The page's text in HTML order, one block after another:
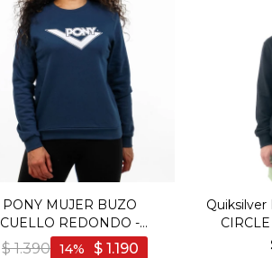
PONY MUJER BUZO
CUELLO REDONDO -
MARINO - Marino
$ 1.390 $ 1.190
14
Quiksilver